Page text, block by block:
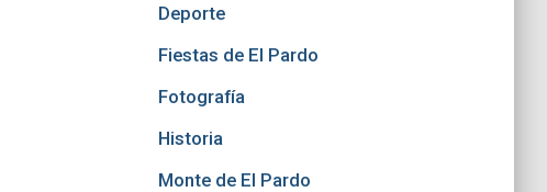
Deporte
Fiestas de El Pardo
Fotografía
Historia
Monte de El Pardo